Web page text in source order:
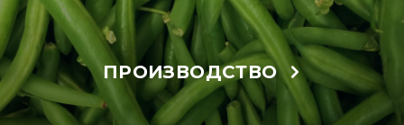
ПРОИЗВОДСТВО